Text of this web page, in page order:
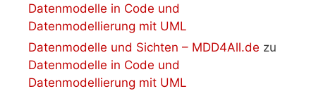
Datenmodelle in Code und
Datenmodellierung mit UML
Datenmodelle und Sichten – MDD4All.de zu
Datenmodelle in Code und
Datenmodellierung mit UML